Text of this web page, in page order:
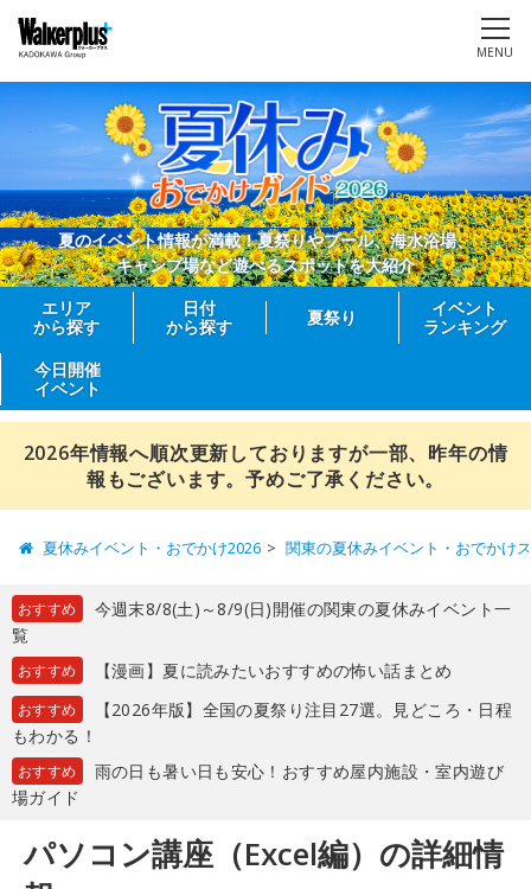
MENU
夏のイベント情報が満載！夏祭りやプール、海水浴場、
キャンプ場など遊べるスポットを大紹介
エリア
から探す
日付
から探す
夏祭り
イベント
ランキング
今日開催
イベント
2026年情報へ順次更新しておりますが一部、昨年の情
報もございます。予めご了承ください。
夏休みイベント・おでかけ2026 関東の夏休みイベント・おでかけ
おすすめ
今週末8/8(土)～8/9(日)開催の関東の夏休みイベント一
覧
おすすめ 【漫画】夏に読みたいおすすめの怖い話まとめ
おすすめ
【2026年版】全国の夏祭り注目27選。見どころ・日程
もわかる！
おすすめ
雨の日も暑い日も安心！おすすめ屋内施設・室内遊び
場ガイド
パソコン講座（Excel編）の詳細情